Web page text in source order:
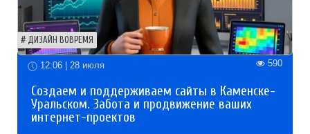
ДИЗАЙН ВОВРЕМЯ
12:06 | 28 июля 590
Создаем и поддерживаем сайты в Каменске-
Уральском. Забота и продвижение ваших
интернет-проектов